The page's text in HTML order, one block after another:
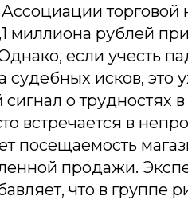
миллиона рублей
если учесть
судебных исков, это
о трудностях
встречается в
посещаемость
продажи.
что в группе